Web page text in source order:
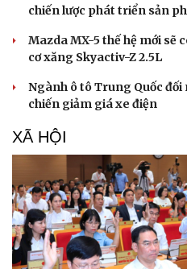
chiến lược phát triển sản
Mazda MX-5 thế hệ mới sẽ
cơ xăng Skyactiv-Z 2.5L
Ngành ô tô Trung Quốc
chiến giảm giá xe điện
XÃ HỘI